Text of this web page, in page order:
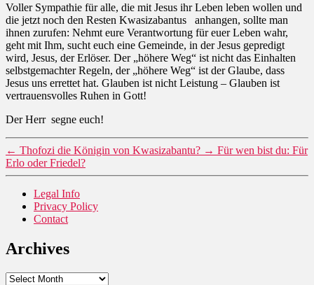
Voller Sympathie für alle, die mit Jesus ihr Leben leben wollen und
die jetzt noch den Resten Kwasizabantus
anhangen, sollte man
ihnen zurufen: Nehmt eure Verantwortung für euer Leben wahr,
geht mit Ihm, sucht euch eine Gemeinde, in der Jesus gepredigt
wird, Jesus, der Erlöser. Der „höhere Weg“ ist nicht das Einhalten
selbstgemachter Regeln, der „höhere Weg“ ist der Glaube, dass
Jesus uns errettet hat. Glauben ist nicht Leistung – Glauben ist
vertrauensvolles Ruhen in Gott!
Der Herr segne euch!
← Thofozi die Königin von Kwasizabantu? → Für wen bist du: Für
Erlo oder Friedel?
Legal Info
Privacy Policy
Contact
Archives
Archives